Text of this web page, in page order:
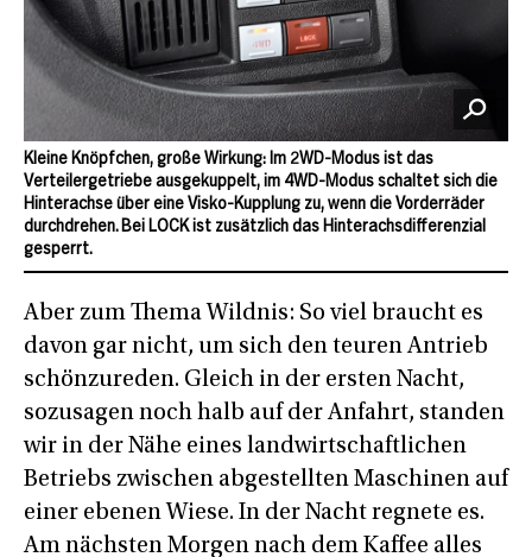
Aber zum Thema Wildnis: So viel braucht es
davon gar nicht, um sich den teuren Antrieb
schönzureden. Gleich in der ersten Nacht,
sozusagen noch halb auf der Anfahrt, standen
wir in der Nähe eines landwirtschaftlichen
Betriebs zwischen abgestellten Maschinen auf
einer ebenen Wiese. In der Nacht regnete es.
Am nächsten Morgen nach dem Kaffee alles
Kleine Knöpfchen, große Wirkung: Im 2WD-Modus ist das
Verteilergetriebe ausgekuppelt, im 4WD-Modus schaltet sich die
Hinterachse über eine Visko-Kupplung zu, wenn die Vorderräder
durchdrehen. Bei LOCK ist zusätzlich das Hinterachsdifferenzial
gesperrt.